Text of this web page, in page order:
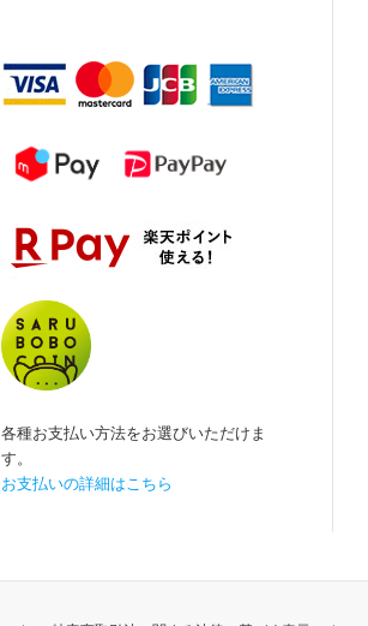
各種お支払い方法をお選びいただけま
す。
お支払いの詳細はこちら